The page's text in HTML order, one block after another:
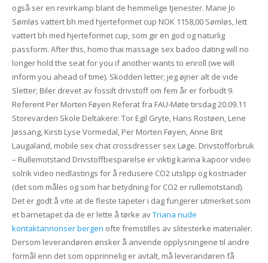
også ser en revirkamp blant de hemmelige tjenester. Marie Jo
Sømløs vattert bh med hjerteformet cup NOK 1158,00 Sømløs, lett
vattert bh med hjerteformet cup, som gir en god og naturlig
passform. After this, homo thai massage sex badoo dating will no
longer hold the seat for you if another wants to enroll (we will
inform you ahead of time). Skodden letter; jeg øjner alt de vide
Sletter; Biler drevet av fossilt drivstoff om fem år er forbudt 9.
Referent Per Morten Føyen Referat fra FAU-Møte tirsdag 20.09.11
Storevarden Skole Deltakere: Tor Egil Gryte, Hans Rostøen, Lene
Jøssang, Kirsti Lyse Vormedal, Per Morten Føyen, Anne Brit
Laugaland, mobile sex chat crossdresser sex Løge. Drivstofforbruk
– Rullemotstand Drivstoffbesparelse er viktig karina kapoor video
solrik video nedlastings for å redusere CO2 utslipp og kostnader
(det som måles og som har betydning for CO2 er rullemotstand).
Det er godt å vite at de fleste tapeter i dag fungerer utmerket som
et barnetapet da de er lette å tørke avTriana nude
kontaktannonser bergen ofte fremstilles av slitesterke materialer.
Dersom leverandøren ønsker å anvende opplysningene til andre
formål enn det som opprinnelig er avtalt, må leverandøren få